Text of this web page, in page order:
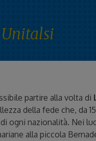
Unitalsi
partire alla volta di
della fede che, da
ogni nazionalità. Nei
alla piccola